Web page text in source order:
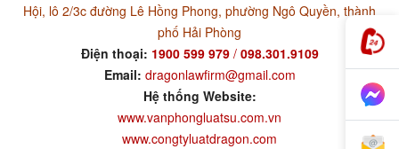
Hội, lô 2/3c đường Lê Hồng Phong, phường Ngô Quyền, thành
phố Hải Phòng
Điện thoại: 1900 599 979/ 098.301.9109
Email: dragonlawfirm@gmail.com
Hệ thống Website:
www.vanphongluatsu.com.vn
www.congtyluatdragon.com